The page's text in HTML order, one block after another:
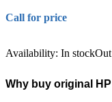
Call for price
Availability: In stock
Why buy original